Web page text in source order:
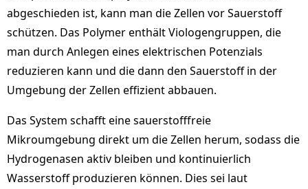
abgeschieden ist, kann man die Zellen vor Sauerstoff
schützen. Das Polymer enthält Viologengruppen, die
man durch Anlegen eines elektrischen Potenzials
reduzieren kann und die dann den Sauerstoff in der
Umgebung der Zellen effizient abbauen.
Das System schafft eine sauerstofffreie
Mikroumgebung direkt um die Zellen herum, sodass die
Hydrogenasen aktiv bleiben und kontinuierlich
Wasserstoff produzieren können. Dies sei laut